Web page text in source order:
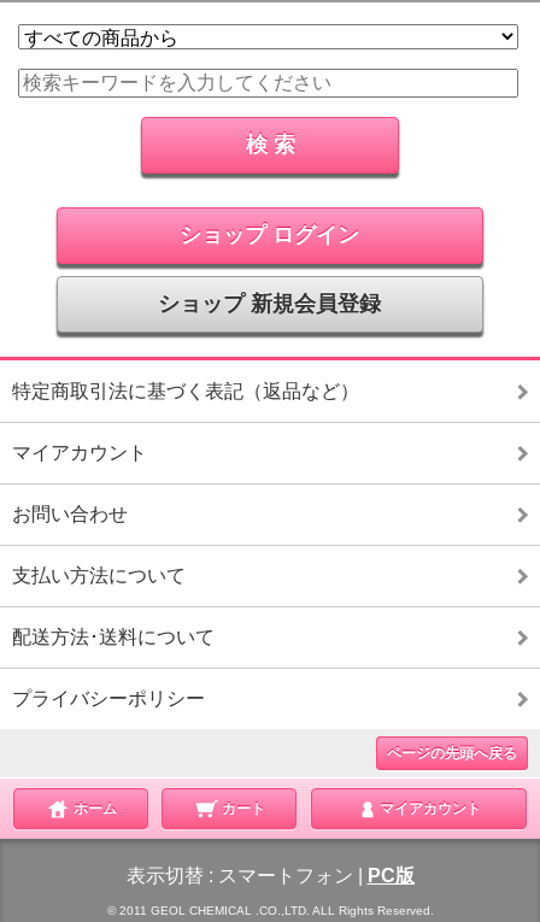
ショップ ログイン
ショップ 新規会員登録
特定商取引法に基づく表記（返品など）
マイアカウント
お問い合わせ
支払い方法について
配送方法･送料について
プライバシーポリシー
ページの先頭へ戻る
ホーム カート マイアカウント
表示切替 : スマートフォン PC版
© 2011 GEOL CHEMICAL .CO.,LTD. ALL Rights Reserved.